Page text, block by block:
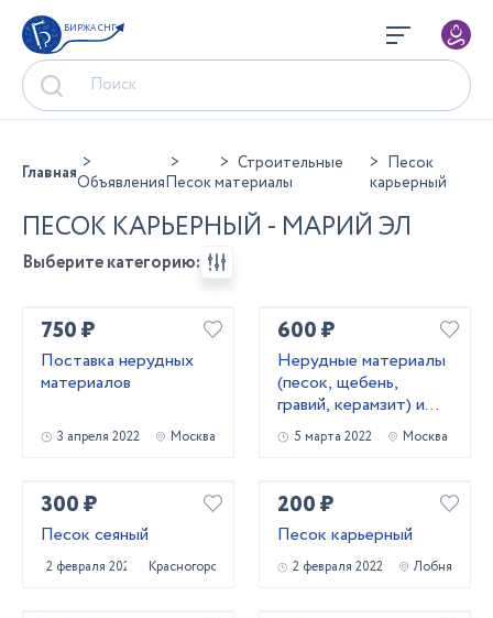
БИРЖА СНГ
ГлавнаяОбъявленияПесок
Строительные
материалы
Песок
карьерный
ПЕСОК КАРЬЕРНЫЙ - МАРИЙ ЭЛ
Выберите категорию:
750 ₽
Поставка нерудных
материалов
3 апреля 2022 Москва
600 ₽
Нерудные материалы
(песок, щебень,
гравий, керамзит) и
бетон5 марта 2022 Москва
300 ₽
Песок сеяный
2 февраля 2022 Красногорск
200 ₽
Песок карьерный
2 февраля 2022 Лобня